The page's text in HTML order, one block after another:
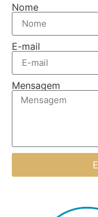
Nome
E-mail
Mensagem